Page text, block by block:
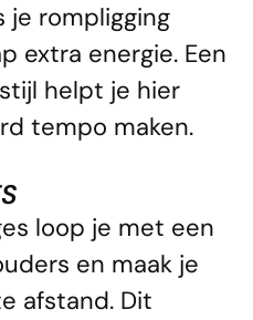
je rompligging
extra energie. Een
helpt je hier
tempo maken.
loop je met een
en maak je
afstand. Dit